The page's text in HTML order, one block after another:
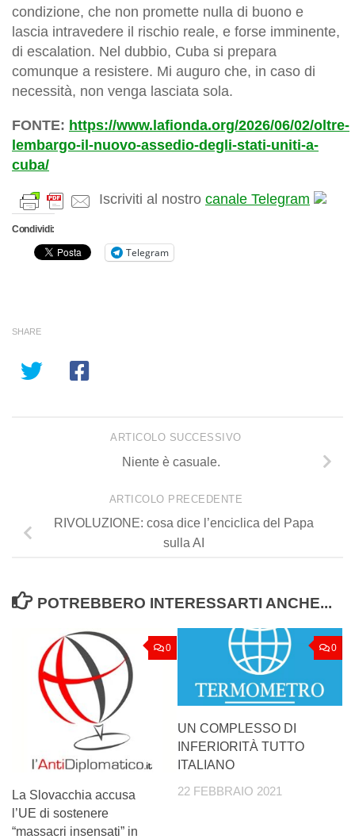
condizione, che non promette nulla di buono e
lascia intravedere il rischio reale, e forse imminente,
di escalation. Nel dubbio, Cuba si prepara
comunque a resistere. Mi auguro che, in caso di
necessità, non venga lasciata sola.
FONTE: https://www.lafionda.org/2026/06/02/oltre-
lembargo-il-nuovo-assedio-degli-stati-uniti-a-
cuba/
Iscriviti al nostro canale Telegram
Condividi:
Telegram
SHARE
ARTICOLO SUCCESSIVO
Niente è casuale.
ARTICOLO PRECEDENTE
RIVOLUZIONE: cosa dice l’enciclica del Papa
sulla AI
POTREBBERO INTERESSARTI ANCHE...
0
La Slovacchia accusa
l’UE di sostenere
“massacri insensati” in
0
UN COMPLESSO DI
INFERIORITÀ TUTTO
ITALIANO
22 FEBBRAIO 2021